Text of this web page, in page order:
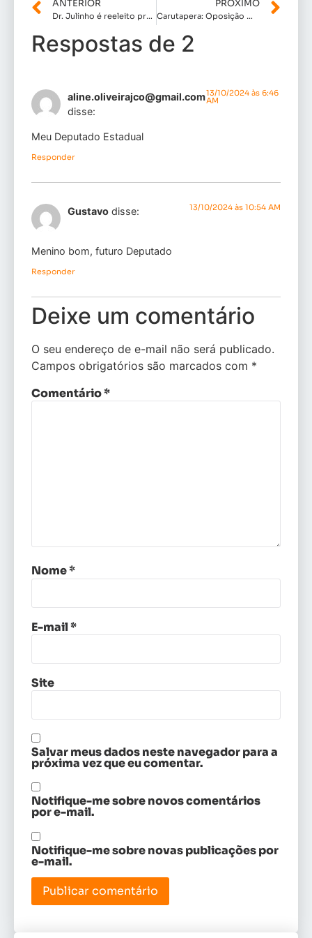
ANTERIOR
Dr. Julinho é reeleito prefeito de São José de Ribamar com ampla vantagem e sólida base na Câmara
PRÓXIMO
Carutapera: Oposição manobra para bloquear recursos da prefeitura para gestão atrasar salários de servidores
Respostas de 2
aline.oliveirajco@gmail.com
disse:
13/10/2024 às 6:46
AM
Meu Deputado Estadual
Responder
Gustavo disse: 13/10/2024 às 10:54 AM
Menino bom, futuro Deputado
Responder
Deixe um comentário
O seu endereço de e-mail não será publicado.
Campos obrigatórios são marcados com *
Comentário*
Nome*
E-mail*
Site
Salvar meus dados neste navegador para a
próxima vez que eu comentar.
Notifique-me sobre novos comentários
por e-mail.
Notifique-me sobre novas publicações por
e-mail.